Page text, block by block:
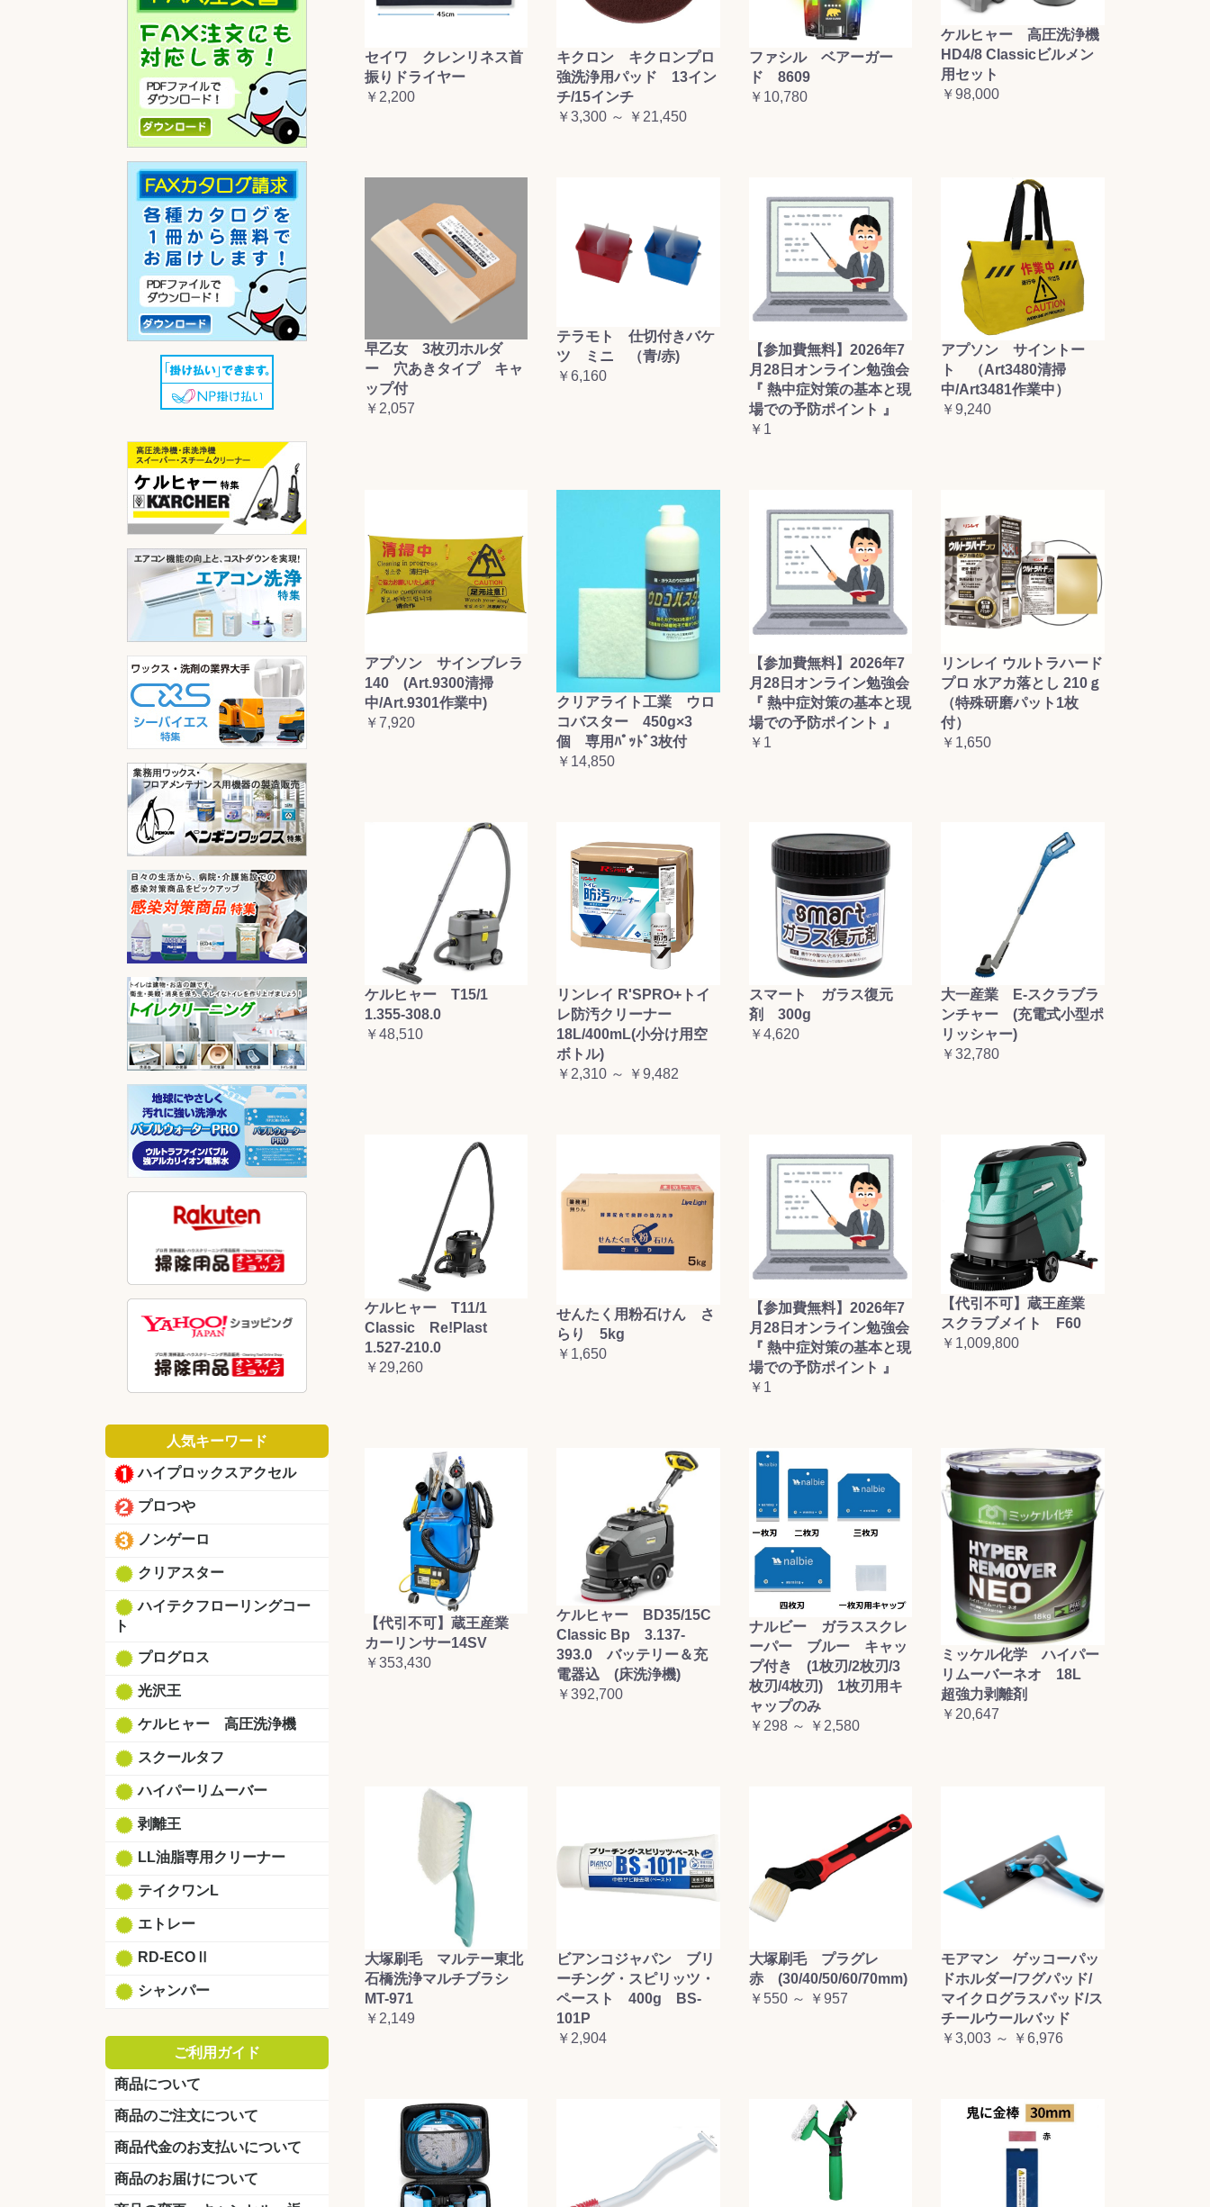
人気キーワード
ハイプロックスアクセル
プロつや
ノンゲーロ
クリアスター
ハイテクフローリングコー
ト
プログロス
光沢王
ケルヒャー 高圧洗浄機
スクールタフ
ハイパーリムーバー
剥離王
LL油脂専用クリーナー
テイクワンL
エトレー
RD-ECOⅡ
シャンパー
ご利用ガイド
商品について
商品のご注文について
商品代金のお支払いについて
商品のお届けについて
セイワ クレンリネス首
振りドライヤー
￥2,200
キクロン キクロンプロ
強洗浄用パッド 13イン
チ/15インチ
￥3,300 ～ ￥21,450
ファシル ベアーガー
ド 8609
￥10,780
ケルヒャー 高圧洗浄機
HD4/8 Classicビルメン
用セット
￥98,000
早乙女 3枚刃ホルダ
ー 穴あきタイプ キャ
ップ付
￥2,057
テラモト 仕切付きバケ
ツ ミニ （青/赤)
￥6,160
【参加費無料】2026年7
月28日オンライン勉強会
『 熱中症対策の基本と現
場での予防ポイント 』
￥1
アプソン サイントー
ト （Art3480清掃
中/Art3481作業中）
￥9,240
アプソン サインブレラ
140 (Art.9300清掃
中/Art.9301作業中)
￥7,920
クリアライト工業 ウロ
コバスター 450g×3
個 専用ﾊﾟｯﾄﾞ3枚付
￥14,850
【参加費無料】2026年7
月28日オンライン勉強会
『 熱中症対策の基本と現
場での予防ポイント 』
￥1
リンレイ ウルトラハード
プロ 水アカ落とし 210ｇ
（特殊研磨パット1枚
付）
￥1,650
ケルヒャー T15/1
1.355-308.0
￥48,510
リンレイ R'SPRO+トイ
レ防汚クリーナー
18L/400mL(小分け用空
ボトル)
￥2,310 ～ ￥9,482
スマート ガラス復元
剤 300g
￥4,620
大一産業 E-スクラブラ
ンチャー (充電式小型ポ
リッシャー)
￥32,780
ケルヒャー T11/1
Classic Re!Plast
1.527-210.0
￥29,260
せんたく用粉石けん さ
らり 5kg
￥1,650
【参加費無料】2026年7
月28日オンライン勉強会
『 熱中症対策の基本と現
場での予防ポイント 』
￥1
【代引不可】蔵王産業
スクラブメイト F60
￥1,009,800
【代引不可】蔵王産業
カーリンサー14SV
￥353,430
ケルヒャー BD35/15C
Classic Bp 3.137-
393.0 バッテリー＆充
電器込 (床洗浄機)
￥392,700
ナルビー ガラススクレ
ーパー ブルー キャッ
プ付き (1枚刃/2枚刃/3
枚刃/4枚刃) 1枚刃用キ
ャップのみ
￥298 ～ ￥2,580
ミッケル化学 ハイパー
リムーバーネオ 18L
超強力剥離剤
￥20,647
大塚刷毛 マルテー東北
石橋洗浄マルチブラシ
MT-971
￥2,149
ビアンコジャパン ブリ
ーチング・スピリッツ・
ペースト 400g BS-
101P
￥2,904
大塚刷毛 プラグレ
赤 (30/40/50/60/70mm)
￥550 ～ ￥957
モアマン ゲッコーパッ
ドホルダー/フグパッド/
マイクログラスパッド/ス
チールウールバッド
￥3,003 ～ ￥6,976